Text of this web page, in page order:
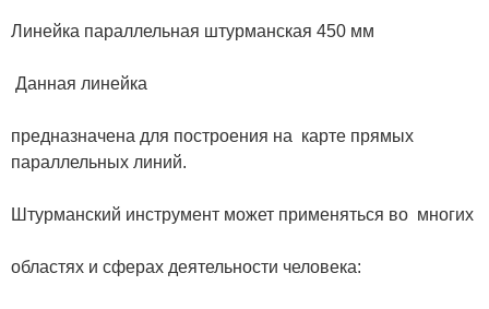
Все службы
Линейка параллельная штурманская 450 мм
Данная линейка
предназначена для построения на карте прямых
параллельных линий.
Штурманский инструмент может применяться во многих
областях и сферах деятельности человека: